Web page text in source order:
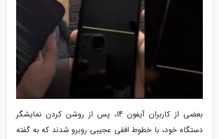
بعضی از کاربران آیفون 14، پس از روشن کردن نمایشگر
دستگاه خود، با خطوط افقی عجیبی روبرو شدند که به گفته